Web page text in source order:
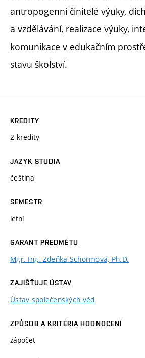
antropogenní činitelé výuky,
a vzdělávání, realizace výuky,
komunikace v edukačním
stavu školství.
KREDITY
2 kredity
JAZYK STUDIA
čeština
SEMESTR
letní
GARANT PŘEDMĚTU
Mgr. Ing. Zdeňka Schormová, Ph.D.
ZAJIŠŤUJE ÚSTAV
Ústav společenských věd
ZPŮSOB A KRITÉRIA HODNOCENÍ
zápočet